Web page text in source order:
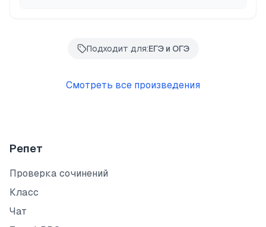
Подходит для:ЕГЭ и ОГЭ
Смотреть все произведения
Репет
Проверка сочинений
Класс
Чат